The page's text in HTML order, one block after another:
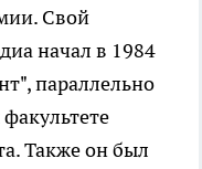
Свой
начал в 1984
параллельно
Также он был